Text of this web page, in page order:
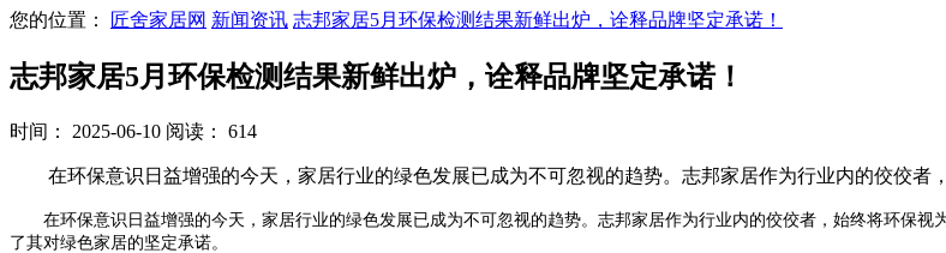
您的位置： 匠舍家居网 新闻资讯 志邦家居5月环保检测结果新鲜出炉，诠释品牌坚定承诺！
志邦家居5月环保检测结果新鲜出炉，诠释品牌坚定承诺！
时间： 2025-06-10 阅读： 614
在环保意识日益增强的今天，家居行业的绿色发展已成为不可忽视的趋势。志邦家居作为行业内的佼佼者
在环保意识日益增强的今天，家居行业的绿色发展已成为不可忽视的趋势。志邦家居作为行业内的佼佼者，始终将环保视
了其对绿色家居的坚定承诺。